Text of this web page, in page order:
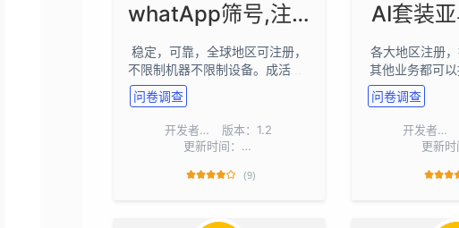
whatApp筛号,注册+养号
稳定，可靠，全球地区可注册，
不限制机器不限制设备。成活率7
成左右，需要对接接码平台或者
使用链接提取手机号，都行
问卷调查
开发者： jdbmeng
版本：1.2
更新时间：2026-08-05
(9)
AI套装
各大地区注册
其他业务都可以
问卷调查
开发者：